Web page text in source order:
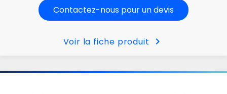
Contactez-nous pour un devis
Voir la fiche produit chevron_right